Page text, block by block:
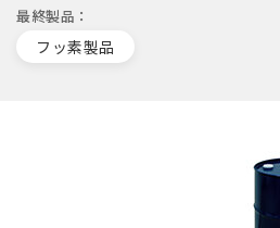
最終製品
フッ素製品